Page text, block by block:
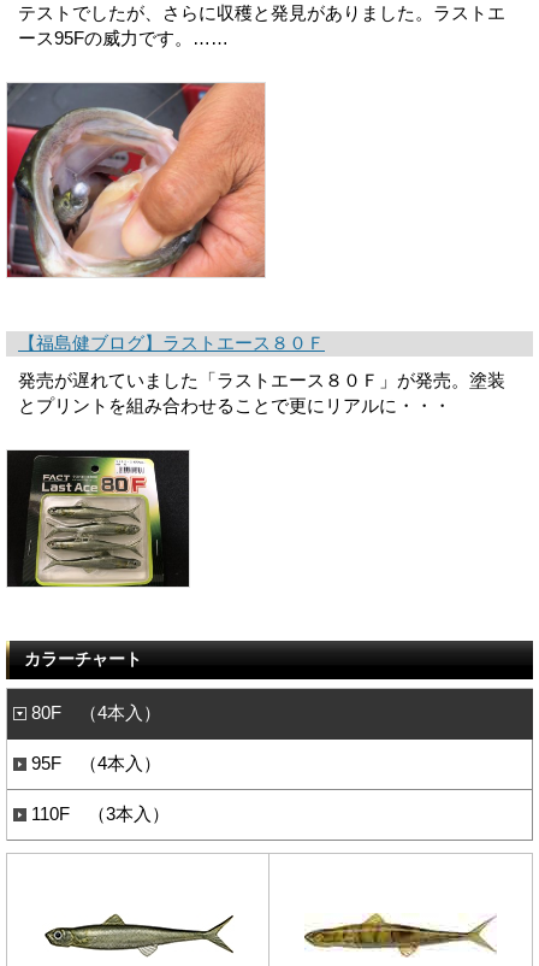
テストでしたが、さらに収穫と発見がありました。ラストエ
ース95Fの威力です。……
【福島健ブログ】ラストエース８０Ｆ
発売が遅れていました「ラストエース８０Ｆ」が発売。塗装
とプリントを組み合わせることで更にリアルに・・・
カラーチャート
80F （4本入）
95F （4本入）
110F （3本入）